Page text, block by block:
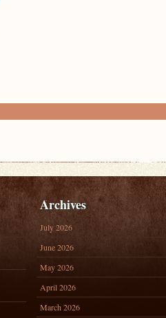
Archives
July 2026
June 2026
May 2026
April 2026
March 2026